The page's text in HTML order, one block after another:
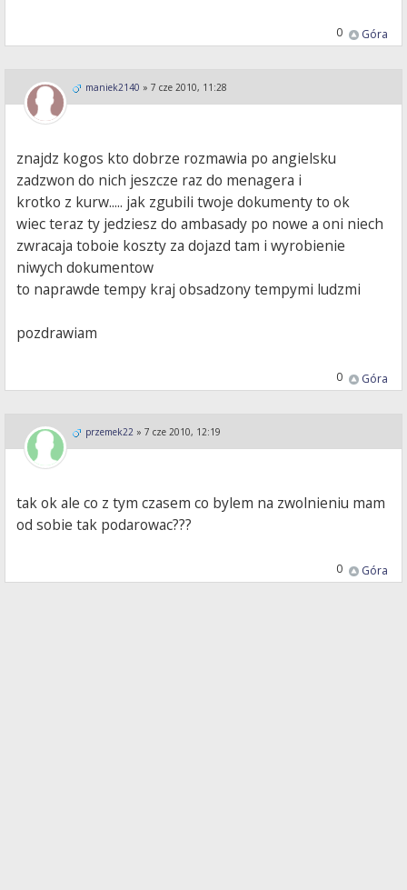
Góra
0
maniek2140 » 7 cze 2010, 11:28
znajdz kogos kto dobrze rozmawia po angielsku
zadzwon do nich jeszcze raz do menagera i
krotko z kurw..... jak zgubili twoje dokumenty to ok
wiec teraz ty jedziesz do ambasady po nowe a oni niech
zwracaja toboie koszty za dojazd tam i wyrobienie
niwych dokumentow
to naprawde tempy kraj obsadzony tempymi ludzmi
pozdrawiam
Góra
0
przemek22 » 7 cze 2010, 12:19
tak ok ale co z tym czasem co bylem na zwolnieniu mam
od sobie tak podarowac???
Góra
0